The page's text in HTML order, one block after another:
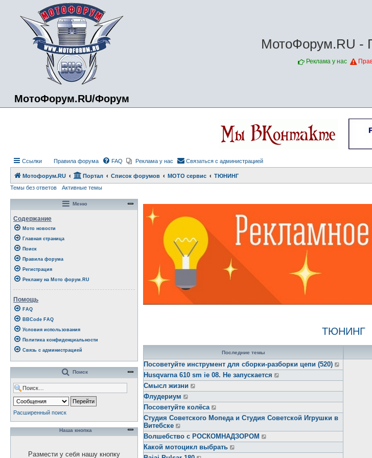
МотоФорум.RU/Форум
МотоФорум.RU -
Реклама у нас
Ссылки Правила форума FAQ Реклама у нас Связаться с администрацией
Мотофорум.RU Портал Список форумов МОТО сервис
ТЮНИНГ
Темы без ответов
Активные темы
ТЮНИНГ
Последние темы
Посоветуйте инструмент для сборки-разборки цепи (520)
Husqvarna 610 sm ie 08. Не запускается
Смысл жизни
Флудериум
Посоветуйте колёса
Студия Советского Мопеда и Студия Советской Игрушки в
Витебске
Волшебство с РОСКОМНАДЗОРОМ
Какой мотоцикл выбрать
Меню
Содержание
Мото новости
Главная страница
Поиск
Правила форума
Регистрация
Рекламу на Мото форум.RU
Помощь
FAQ
BBCode FAQ
Условия использования
Политика конфиденциальности
Связь с администрацией
Поиск
Расширенный поиск
Наша кнопка
Размести у себя нашу кнопку